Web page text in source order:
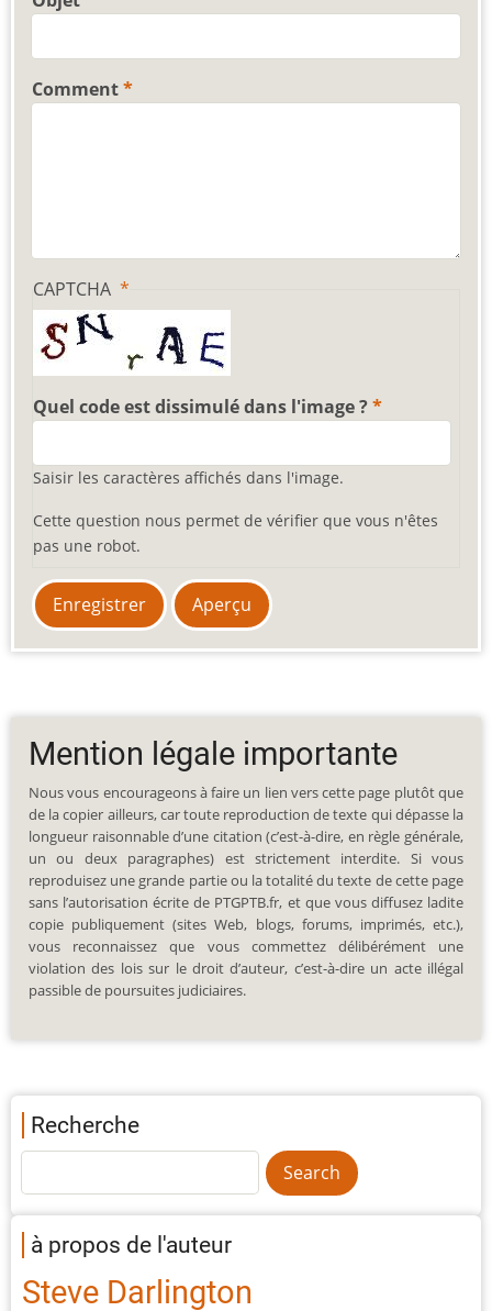
Comment
CAPTCHA
Quel code est dissimulé dans l'image ?
Saisir les caractères affichés dans l'image.
Cette question nous permet de vérifier que vous n'êtes
pas une robot.
Mention légale importante
Nous vous encourageons à faire un lien vers cette page plutôt que
de la copier ailleurs, car toute reproduction de texte qui dépasse la
longueur raisonnable d’une citation (c’est-à-dire, en règle générale,
un ou deux paragraphes) est strictement interdite. Si vous
reproduisez une grande partie ou la totalité du texte de cette page
sans l’autorisation écrite de PTGPTB.fr, et que vous diffusez ladite
copie publiquement (sites Web, blogs, forums, imprimés, etc.),
vous reconnaissez que vous commettez délibérément une
violation des lois sur le droit d’auteur, c’est-à-dire un acte illégal
passible de poursuites judiciaires.
Recherche
à propos de l'auteur
Steve Darlington